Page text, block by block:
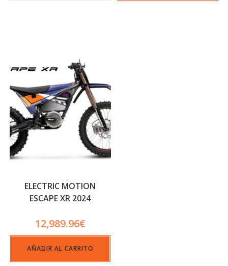
ELECTRIC MOTION
ESCAPE XR 2024
12,989.96€
AÑADIR AL CARRITO